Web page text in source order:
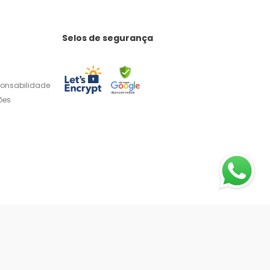
Selos de segurança